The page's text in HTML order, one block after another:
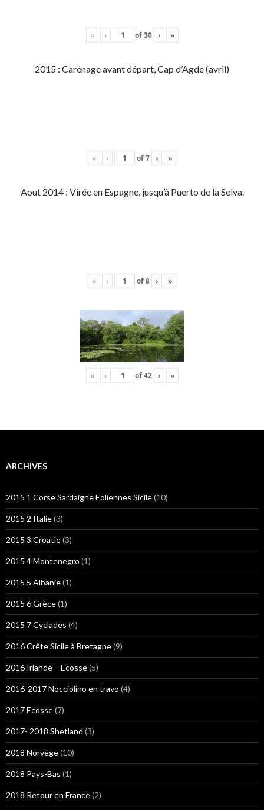
« ‹ of30 › »
2015 : Carénage avant départ, Cap d’Agde (avril)
« ‹ of7 › »
Aout 2014 : Virée en Espagne, jusqu’à Puerto de la Selva.
« ‹ of8 › »
« ‹ of42 › »
ARCHIVES
2015 1 Corse Sardaigne Eoliennes Sicile(10)
2015 2 Italie(3)
2015 3 Croatie(3)
2015 4 Montenegro (1)
2015 5 Albanie(1)
2015 6 Grèce(1)
2015 7 Cyclades (4)
2016 Crête Sicile à Bretagne(9)
2016 Irlande – Ecosse(5)
2016-2017 Nocciolino en travo (4)
2017 Ecosse(7)
2017- 2018 Shetland (3)
2018 Norvège(10)
2018 Pays-Bas (1)
2018 Retour en France(2)